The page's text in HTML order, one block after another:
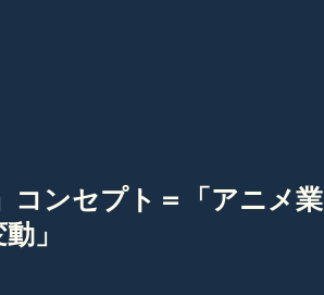
コンセプト＝「アニメ業
」